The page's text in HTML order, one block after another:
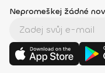
Nepromeškej žádné